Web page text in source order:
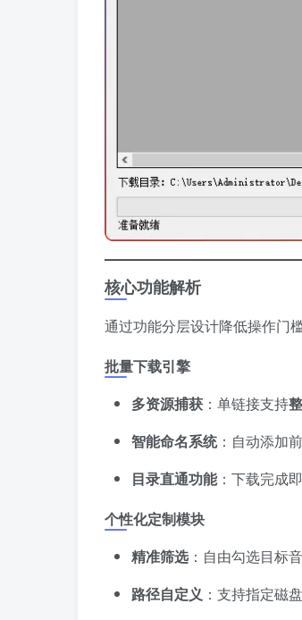
核心功能解析
通过功能分层设计降低操作门
批量下载引擎
多资源捕获 ​：单链接支持
智能命名系统：自动添加
目录直通功能：下载完成
个性化定制模块
精准筛选：自由勾选目标
路径自定义 ：支持指定磁